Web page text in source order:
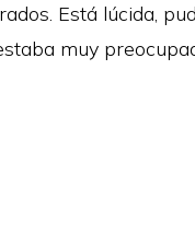
Está lúcida,
muy